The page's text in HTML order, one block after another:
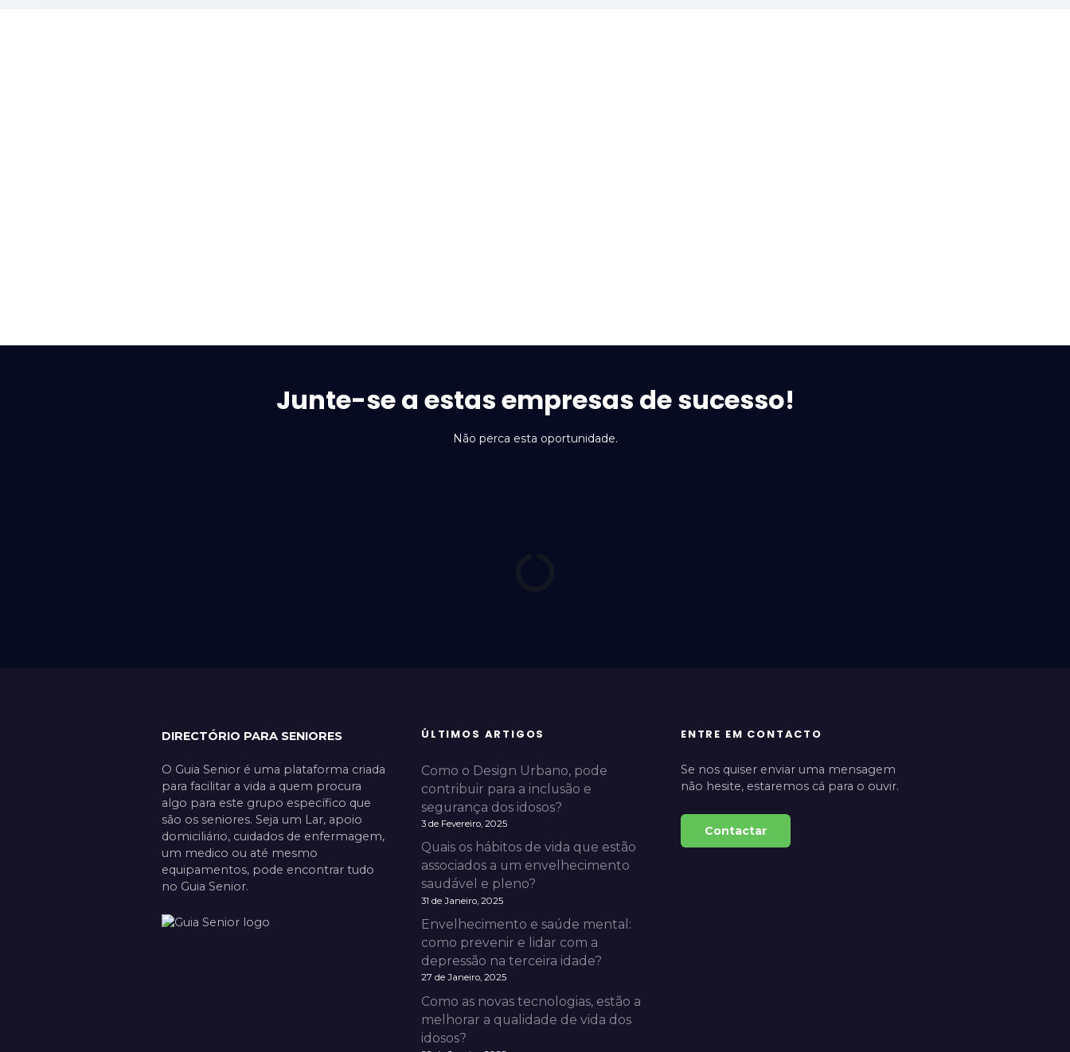
Junte-se a estas empresas de sucesso!
Não perca esta oportunidade.
DIRECTÓRIO PARA SENIORES
O Guia Senior é uma plataforma criada
para facilitar a vida a quem procura
algo para este grupo específico que
são os seniores. Seja um Lar, apoio
domiciliário, cuidados de enfermagem,
um medico ou até mesmo
equipamentos, pode encontrar tudo
no Guia Senior.
ÚLTIMOS ARTIGOS
Como o Design Urbano, pode
contribuir para a inclusão e
segurança dos idosos?
3 de Fevereiro, 2025
Quais os hábitos de vida que estão
associados a um envelhecimento
saudável e pleno?
31 de Janeiro, 2025
Envelhecimento e saúde mental:
como prevenir e lidar com a
depressão na terceira idade?
27 de Janeiro, 2025
Como as novas tecnologias, estão a
melhorar a qualidade de vida dos
idosos?
ENTRE EM CONTACTO
Se nos quiser enviar uma mensagem
não hesite, estaremos cá para o ouvir.
Contactar